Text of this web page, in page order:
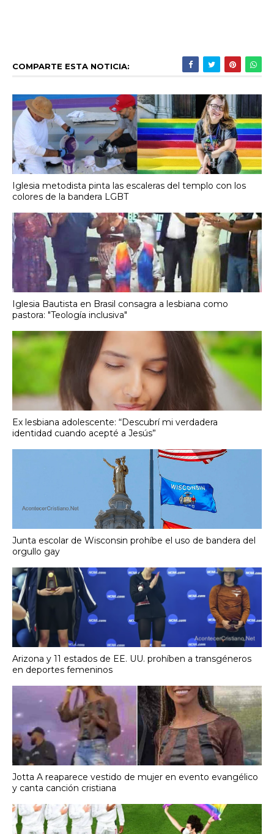
COMPARTE ESTA NOTICIA:
Iglesia metodista pinta las escaleras del templo con los
colores de la bandera LGBT
Iglesia Bautista en Brasil consagra a lesbiana como
pastora: "Teología inclusiva"
Ex lesbiana adolescente: “Descubrí mi verdadera
identidad cuando acepté a Jesús”
Junta escolar de Wisconsin prohíbe el uso de bandera del
orgullo gay
Arizona y 11 estados de EE. UU. prohíben a transgéneros
en deportes femeninos
Jotta A reaparece vestido de mujer en evento evangélico
y canta canción cristiana